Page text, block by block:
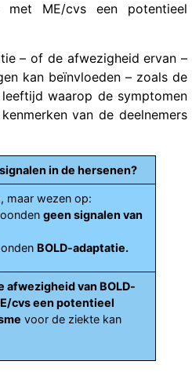
met ME/cvs een potentieel
– of de afwezigheid ervan –
kan beïnvloeden – zoals de
waarop de symptomen
van de deelnemers
in de hersenen?
maar wezen op:
geen signalen van
BOLD-adaptatie.
afwezigheid van BOLD-
cvs een potentieel
voor de ziekte kan